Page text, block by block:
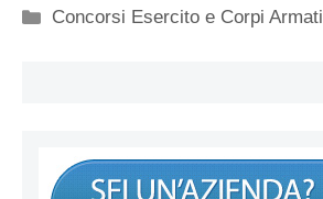
Categorie
Concorsi Esercito e Corpi Armati